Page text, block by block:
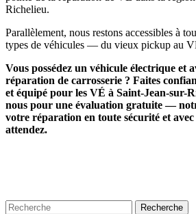
Richelieu.
Parallèlement, nous restons accessibles à
types de véhicules — du vieux pickup au
Vous possédez un véhicule électrique et
réparation de carrosserie ? Faites
et équipé pour les VÉ à Saint-Jean-sur-
nous pour une évaluation gratuite —
votre réparation en toute sécurité et
attendez.